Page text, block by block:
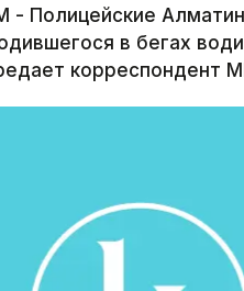
в бегах
корреспондент